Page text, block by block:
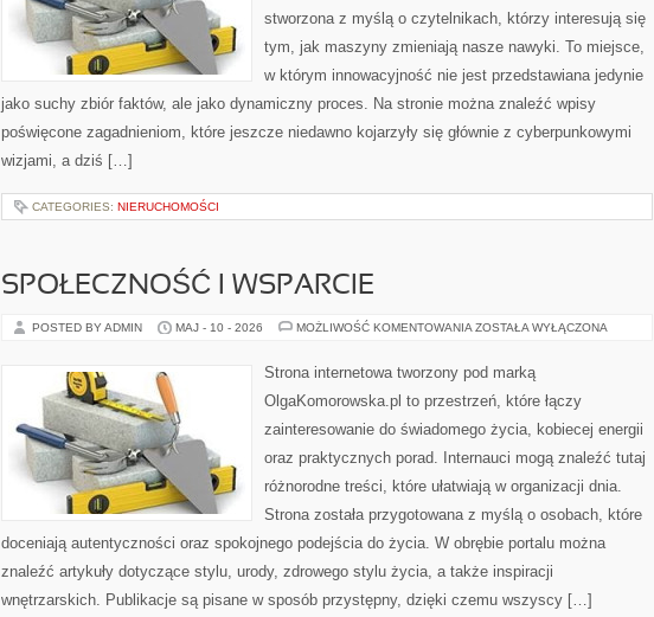
stworzona z myślą o czytelnikach, którzy interesują się
tym, jak maszyny zmieniają nasze nawyki. To miejsce,
w którym innowacyjność nie jest przedstawiana jedynie
jako suchy zbiór faktów, ale jako dynamiczny proces. Na stronie można znaleźć wpisy
poświęcone zagadnieniom, które jeszcze niedawno kojarzyły się głównie z cyberpunkowymi
wizjami, a dziś […]
CATEGORIES: NIERUCHOMOŚCI
SPOŁECZNOŚĆ I WSPARCIE
POSTED BY ADMIN MAJ - 10 - 2026 MOŻLIWOŚĆ KOMENTOWANIA SPOŁECZNOŚĆ
ZOSTAŁA WYŁĄCZONA
Strona internetowa tworzony pod marką
OlgaKomorowska.pl to przestrzeń, które łączy
zainteresowanie do świadomego życia, kobiecej energii
oraz praktycznych porad. Internauci mogą znaleźć tutaj
różnorodne treści, które ułatwiają w organizacji dnia.
Strona została przygotowana z myślą o osobach, które
doceniają autentyczności oraz spokojnego podejścia do życia. W obrębie portalu można
znaleźć artykuły dotyczące stylu, urody, zdrowego stylu życia, a także inspiracji
wnętrzarskich. Publikacje są pisane w sposób przystępny, dzięki czemu wszyscy […]